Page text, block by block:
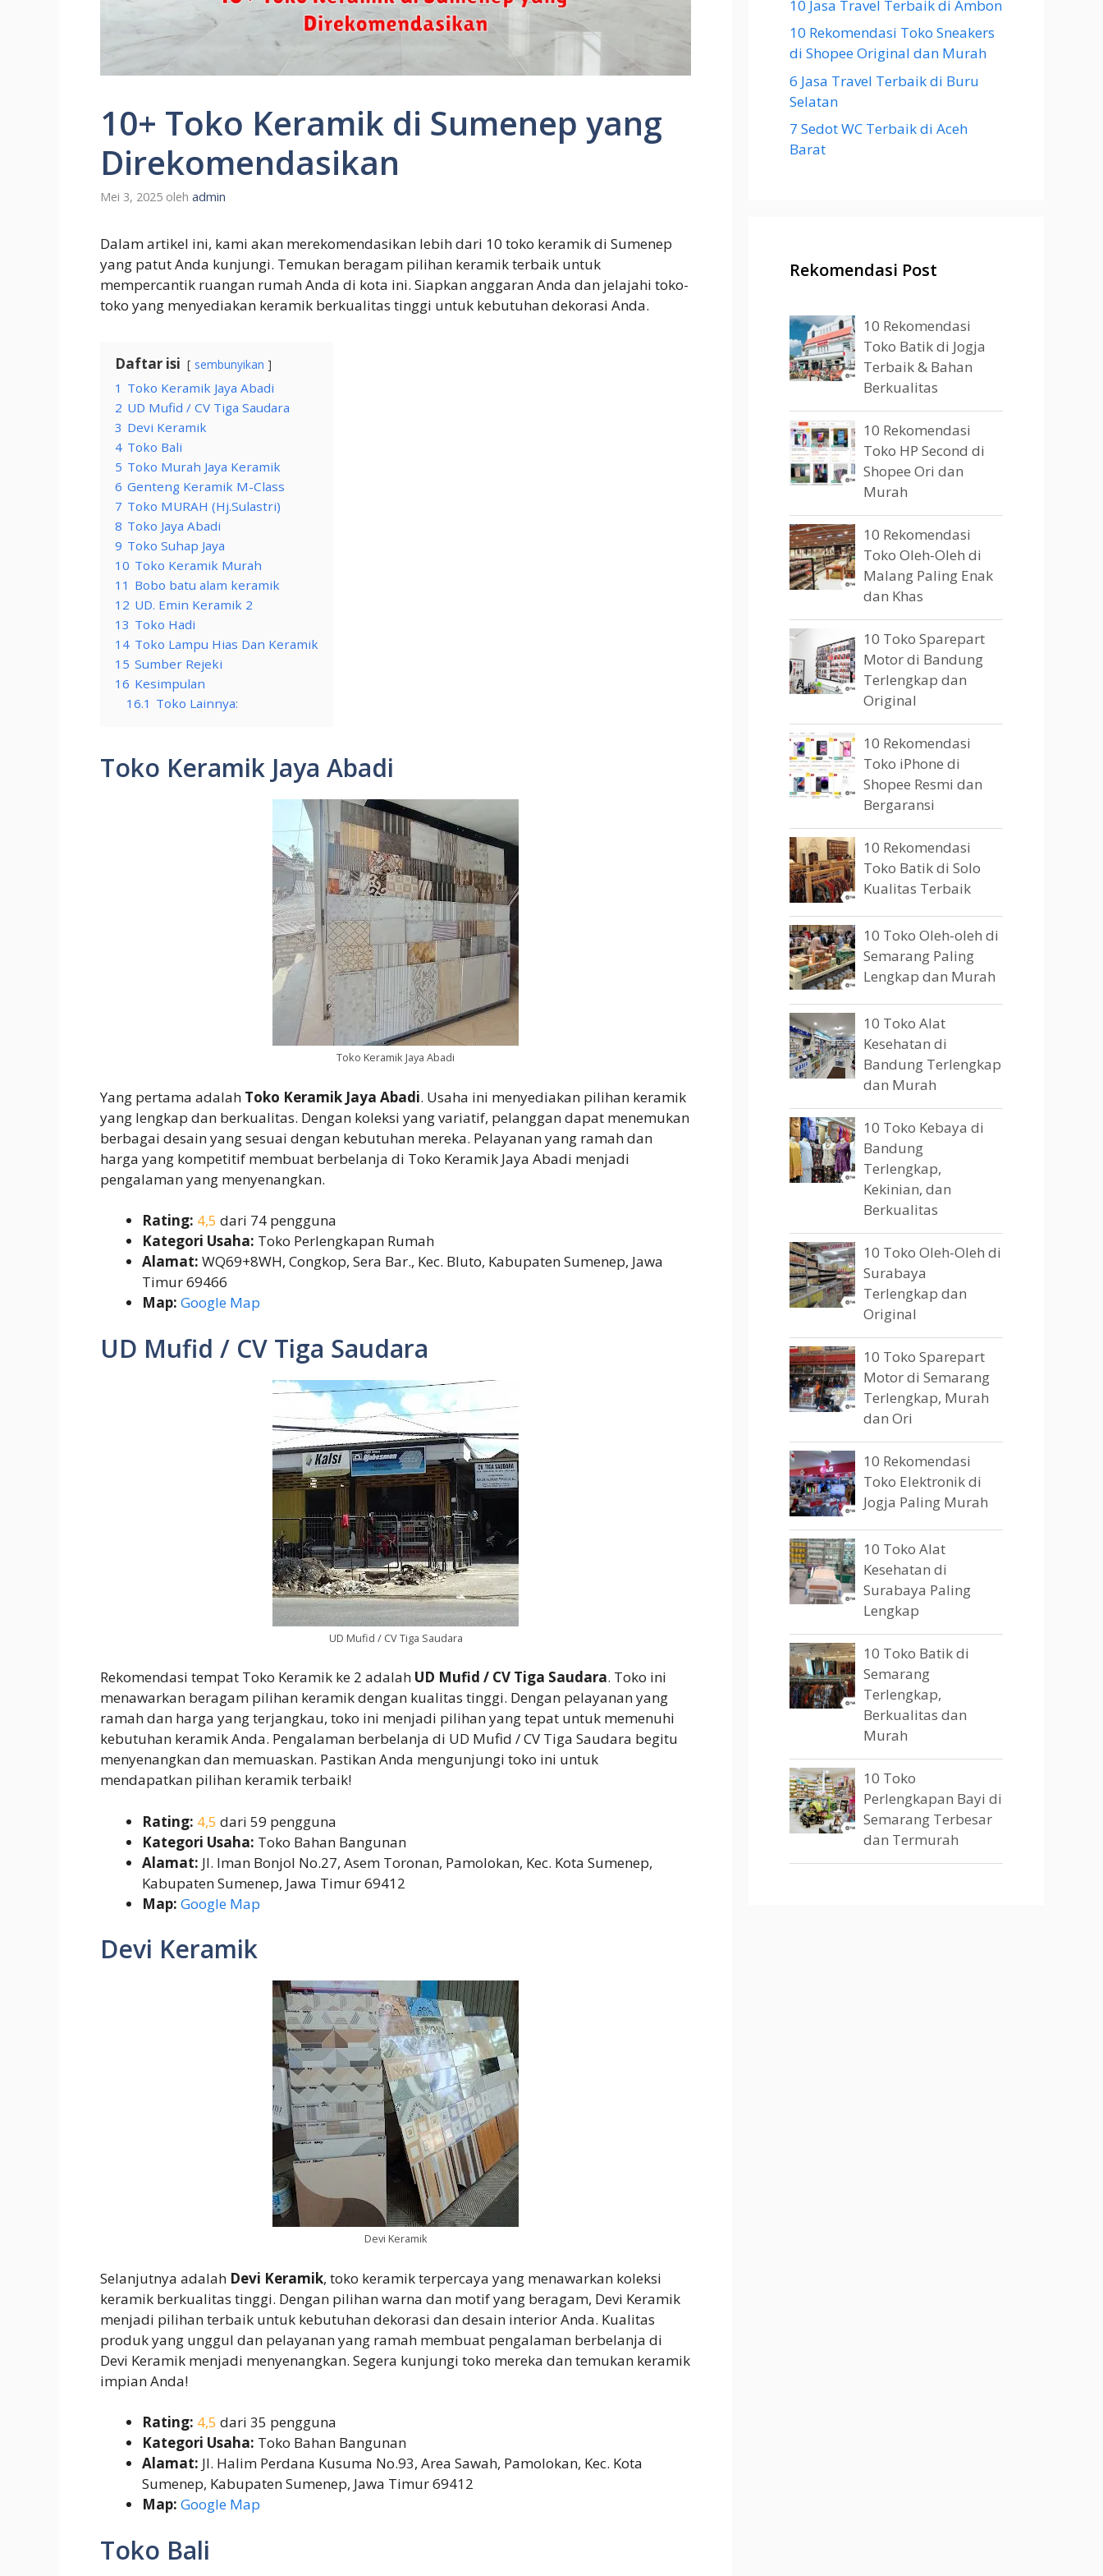
10+ Toko Keramik di Sumenep yang
Direkomendasikan
Mei 3, 2025 oleh admin
Dalam artikel ini, kami akan merekomendasikan lebih dari 10 toko keramik di Sumenep
yang patut Anda kunjungi. Temukan beragam pilihan keramik terbaik untuk
mempercantik ruangan rumah Anda di kota ini. Siapkan anggaran Anda dan jelajahi toko-
toko yang menyediakan keramik berkualitas tinggi untuk kebutuhan dekorasi Anda.
Daftar isi sembunyikan
1 Toko Keramik Jaya Abadi
2 UD Mufid / CV Tiga Saudara
3 Devi Keramik
4 Toko Bali
5 Toko Murah Jaya Keramik
6 Genteng Keramik M-Class
7 Toko MURAH (Hj.Sulastri)
8 Toko Jaya Abadi
9 Toko Suhap Jaya
10 Toko Keramik Murah
11 Bobo batu alam keramik
12 UD. Emin Keramik 2
13 Toko Hadi
14 Toko Lampu Hias Dan Keramik
15 Sumber Rejeki
16 Kesimpulan
16.1 Toko Lainnya:
Toko Keramik Jaya Abadi
Toko Keramik Jaya Abadi
Yang pertama adalah Toko Keramik Jaya Abadi. Usaha ini menyediakan pilihan keramik
yang lengkap dan berkualitas. Dengan koleksi yang variatif, pelanggan dapat menemukan
berbagai desain yang sesuai dengan kebutuhan mereka. Pelayanan yang ramah dan
harga yang kompetitif membuat berbelanja di Toko Keramik Jaya Abadi menjadi
pengalaman yang menyenangkan.
Rating: 4,5 dari 74 pengguna
Kategori Usaha: Toko Perlengkapan Rumah
Alamat: WQ69+8WH, Congkop, Sera Bar., Kec. Bluto, Kabupaten Sumenep, Jawa
Timur 69466
Map: Google Map
UD Mufid / CV Tiga Saudara
UD Mufid / CV Tiga Saudara
Rekomendasi tempat Toko Keramik ke 2 adalah UD Mufid / CV Tiga Saudara. Toko ini
menawarkan beragam pilihan keramik dengan kualitas tinggi. Dengan pelayanan yang
ramah dan harga yang terjangkau, toko ini menjadi pilihan yang tepat untuk memenuhi
kebutuhan keramik Anda. Pengalaman berbelanja di UD Mufid / CV Tiga Saudara begitu
menyenangkan dan memuaskan. Pastikan Anda mengunjungi toko ini untuk
mendapatkan pilihan keramik terbaik!
Rating: 4,5 dari 59 pengguna
Kategori Usaha: Toko Bahan Bangunan
Alamat: Jl. Iman Bonjol No.27, Asem Toronan, Pamolokan, Kec. Kota Sumenep,
Kabupaten Sumenep, Jawa Timur 69412
Map: Google Map
Devi Keramik
Devi Keramik
Selanjutnya adalah Devi Keramik, toko keramik terpercaya yang menawarkan koleksi
keramik berkualitas tinggi. Dengan pilihan warna dan motif yang beragam, Devi Keramik
menjadi pilihan terbaik untuk kebutuhan dekorasi dan desain interior Anda. Kualitas
produk yang unggul dan pelayanan yang ramah membuat pengalaman berbelanja di
Devi Keramik menjadi menyenangkan. Segera kunjungi toko mereka dan temukan keramik
impian Anda!
Rating: 4,5 dari 35 pengguna
Kategori Usaha: Toko Bahan Bangunan
Alamat: Jl. Halim Perdana Kusuma No.93, Area Sawah, Pamolokan, Kec. Kota
Sumenep, Kabupaten Sumenep, Jawa Timur 69412
Map: Google Map
Toko Bali
10 Jasa Travel Terbaik di Ambon
10 Rekomendasi Toko Sneakers
di Shopee Original dan Murah
6 Jasa Travel Terbaik di Buru
Selatan
7 Sedot WC Terbaik di Aceh
Barat
Rekomendasi Post
10 Rekomendasi
Toko Batik di Jogja
Terbaik & Bahan
Berkualitas
10 Rekomendasi
Toko HP Second di
Shopee Ori dan
Murah
10 Rekomendasi
Toko Oleh-Oleh di
Malang Paling Enak
dan Khas
10 Toko Sparepart
Motor di Bandung
Terlengkap dan
Original
10 Rekomendasi
Toko iPhone di
Shopee Resmi dan
Bergaransi
10 Rekomendasi
Toko Batik di Solo
Kualitas Terbaik
10 Toko Oleh-oleh di
Semarang Paling
Lengkap dan Murah
10 Toko Alat
Kesehatan di
Bandung Terlengkap
dan Murah
10 Toko Kebaya di
Bandung
Terlengkap,
Kekinian, dan
Berkualitas
10 Toko Oleh-Oleh di
Surabaya
Terlengkap dan
Original
10 Toko Sparepart
Motor di Semarang
Terlengkap, Murah
dan Ori
10 Rekomendasi
Toko Elektronik di
Jogja Paling Murah
10 Toko Alat
Kesehatan di
Surabaya Paling
Lengkap
10 Toko Batik di
Semarang
Terlengkap,
Berkualitas dan
Murah
10 Toko
Perlengkapan Bayi di
Semarang Terbesar
dan Termurah